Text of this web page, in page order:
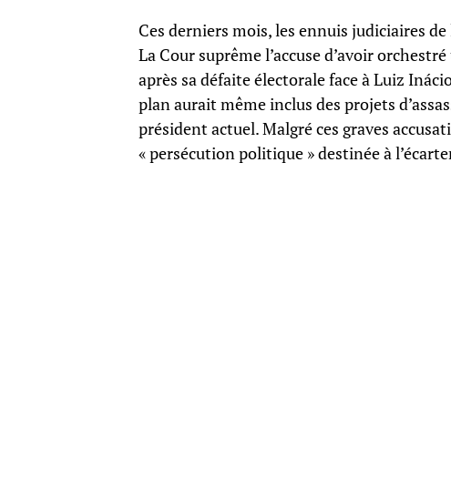
Ces derniers mois, les ennuis judiciaires
La Cour suprême l’accuse d’avoir
après sa défaite électorale face à Luiz
plan aurait même inclus des projets
président actuel. Malgré ces graves
« persécution politique » destinée à